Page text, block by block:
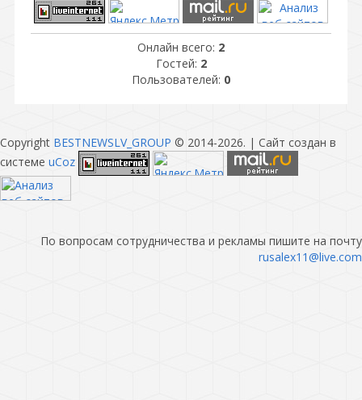
Онлайн всего: 2
Гостей: 2
Пользователей: 0
Copyright BESTNEWSLV_GROUP © 2014-2026. | Сайт создан в
системе uCoz
По вопросам сотрудничества и рекламы пишите на почту
rusalex11@live.com